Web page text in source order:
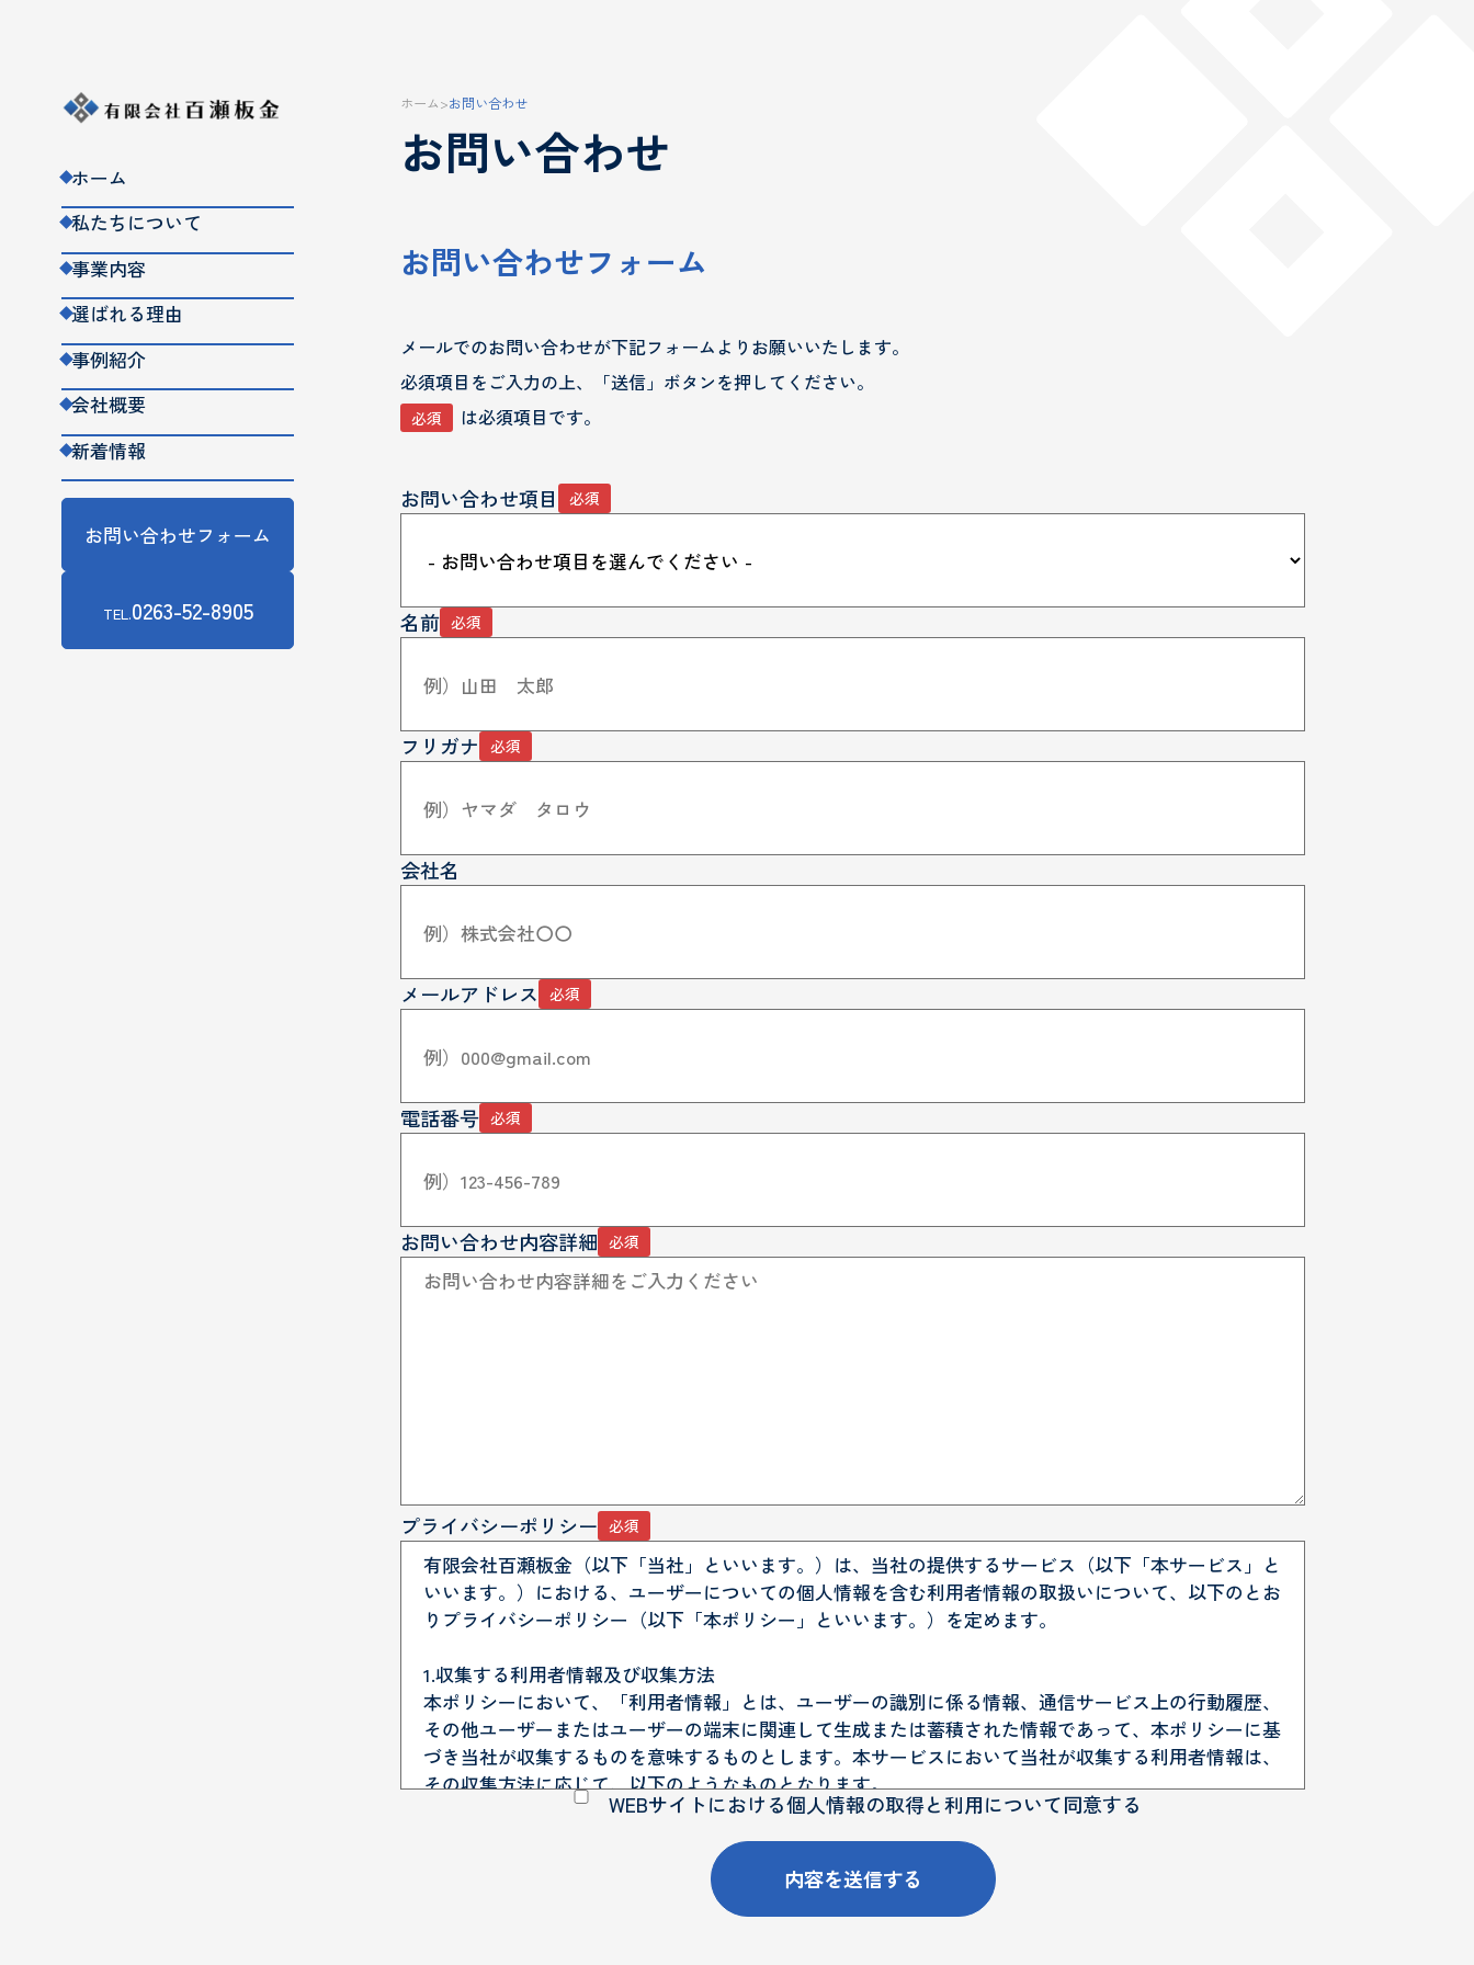
ホーム
私たちについて
事業内容
選ばれる理由
事例紹介
会社概要
新着情報
お問い合わせフォーム
TEL.0263-52-8905
ホーム>お問い合わせ
お問い合わせ
お問い合わせフォーム
メールでのお問い合わせが下記フォームよりお願いいたします。
必須項目をご入力の上、「送信」ボタンを押してください。
必須 は必須項目です。
お問い合わせ項目 必須
名前 必須
フリガナ 必須
会社名
メールアドレス 必須
電話番号 必須
お問い合わせ内容詳細 必須
プライバシーポリシー 必須
有限会社百瀬板金（以下「当社」といいます。）は、当社の提供するサービス（以下「本サービス」と
いいます。）における、ユーザーについての個人情報を含む利用者情報の取扱いについて、以下のとお
りプライバシーポリシー（以下「本ポリシー」といいます。）を定めます。
1.収集する利用者情報及び収集方法
本ポリシーにおいて、「利用者情報」とは、ユーザーの識別に係る情報、通信サービス上の行動履歴、
その他ユーザーまたはユーザーの端末に関連して生成または蓄積された情報であって、本ポリシーに基
づき当社が収集するものを意味するものとします。本サービスにおいて当社が収集する利用者情報は、
その収集方法に応じて、以下のようなものとなります。
(1) ユーザーからご提供いただく情報
本サービスを利用するために、または本サービスの利用を通じてユーザーからご提供いただく情報は以
・氏名、職業等プロフィールに関する情報
・メールアドレス、電話番号等連絡先に関する情報
WEBサイトにおける個人情報の取得と利用について同意する
内容を送信する